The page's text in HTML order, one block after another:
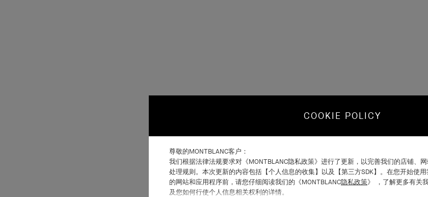
COOKIE POLICY
尊敬的MONTBLANC客户：
我们根据法律法规要求对《MONTBLANC隐私政策》进行了更新，以完善我们的店铺、
处理规则。本次更新的内容包括【个人信息的收集】以及【第三方SDK】。在您开始使
的网站和应用程序前，请您仔细阅读我们的《MONTBLANC隐私政策》 ，了解更多有关
及您如何行使个人信息相关权利的详情。